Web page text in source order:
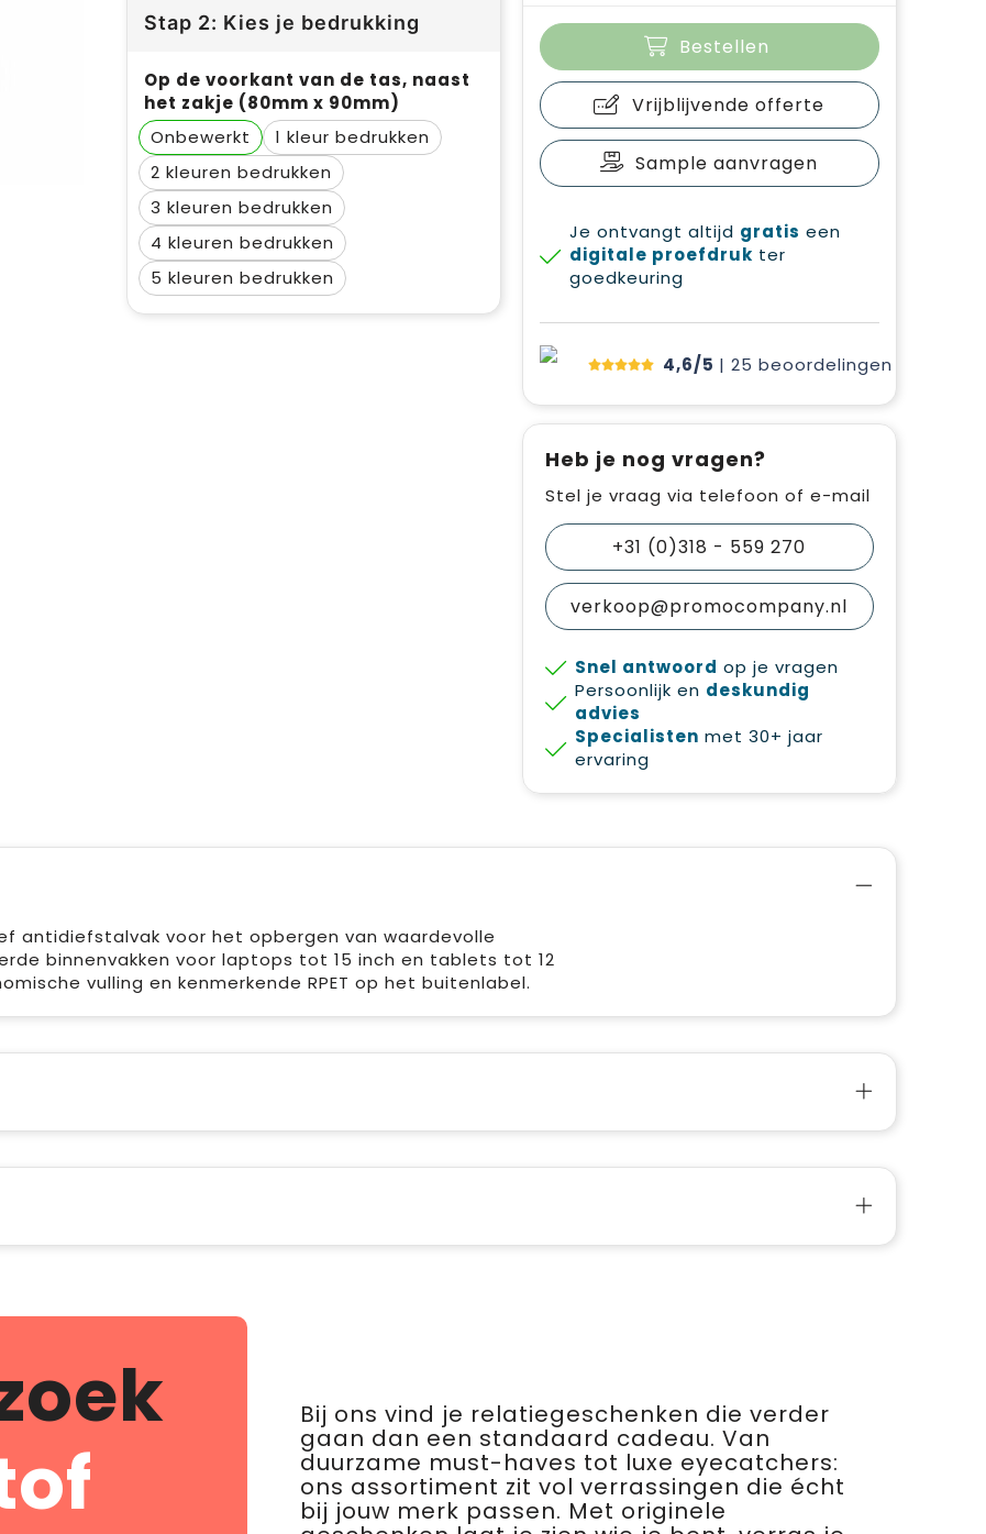
Stap 2: Kies je bedrukking
Op de voorkant van de tas, naast
het zakje (80mm x 90mm)
Onbewerkt
1
2
3
4
5
Bestellen
Vrijblijvende offerte
Sample aanvragen
Je ontvangt altijd gratis een
digitale proefdruk ter
goedkeuring
4,6/5 | 25 beoordelingen
Heb je nog vragen?
Stel je vraag via telefoon of e-mail
+31 (0)318 - 559 270
verkoop@promocompany.nl
Snel antwoord op je vragen
Persoonlijk en deskundig
advies
Specialisten met 30+ jaar
ervaring
antidiefstalvak voor het opbergen van waardevolle
binnenvakken voor laptops tot 15 inch en tablets tot 12
vulling en kenmerkende RPET op het buitenlabel.
Bij ons vind je relatiegeschenken die verder
gaan dan een standaard cadeau. Van
duurzame must-haves tot luxe eyecatchers:
ons assortiment zit vol verrassingen die écht
bij jouw merk passen. Met originele